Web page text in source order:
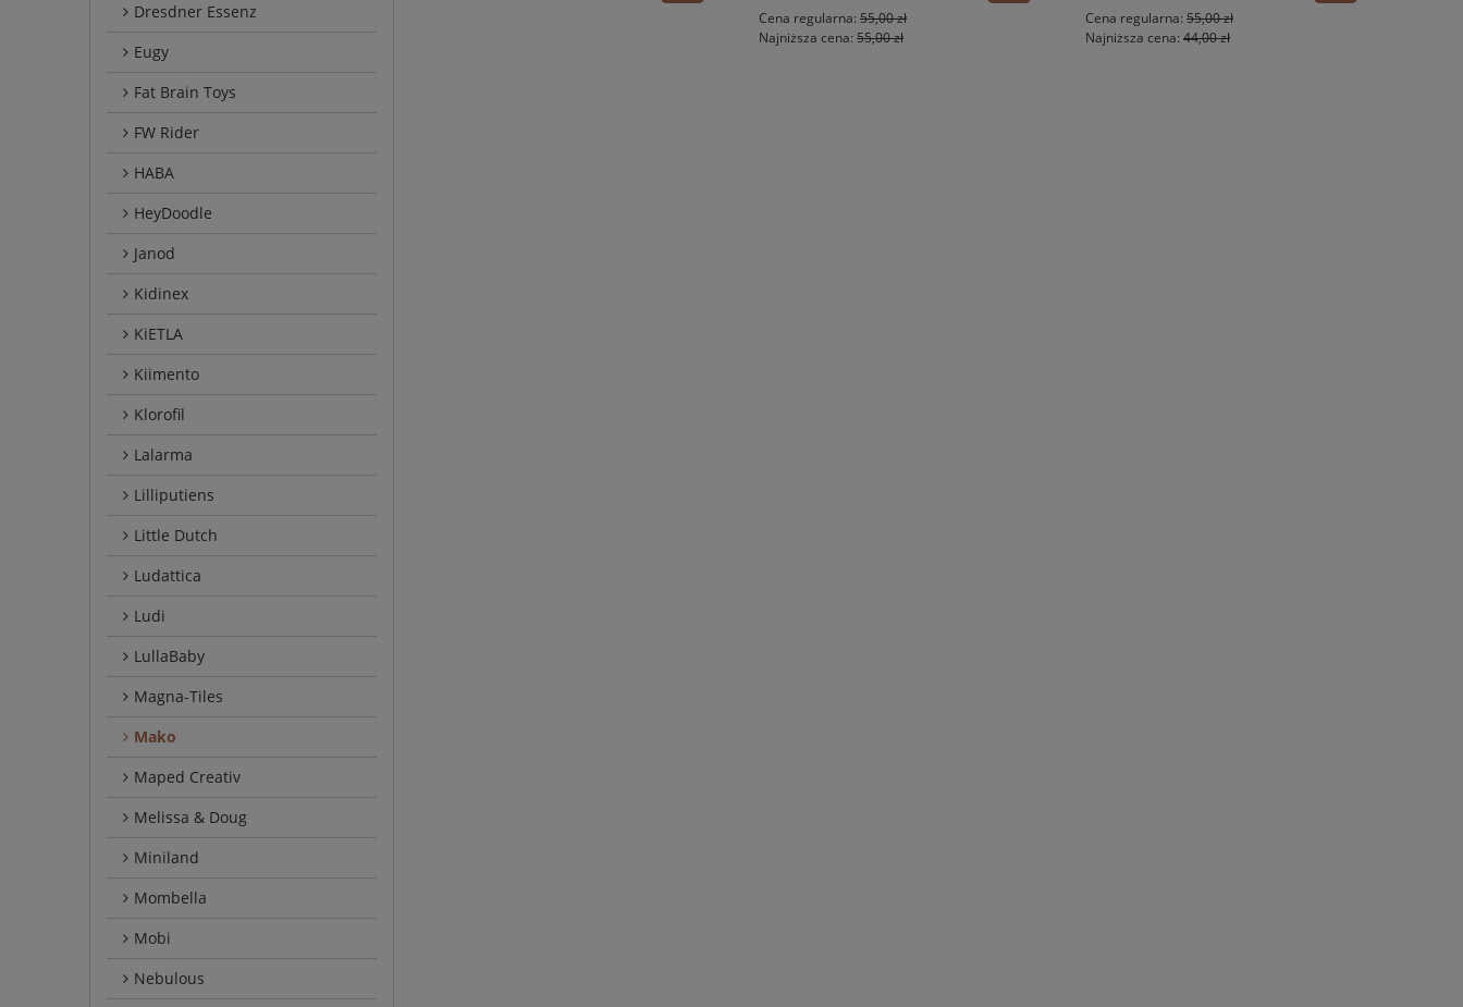
Dresdner Essenz
Eugy
Fat Brain Toys
FW Rider
HABA
HeyDoodle
Janod
Kidinex
KiETLA
Kiimento
Klorofil
Lalarma
Lilliputiens
Little Dutch
Ludattica
Ludi
LullaBaby
Magna-Tiles
Mako
Maped Creativ
Melissa & Doug
Miniland
Mombella
Mobi
Nebulous
Cena regularna: 55,00 zł
Najniższa cena: 55,00 zł
Cena regularna: 55,00 zł
Najniższa cena: 44,00 zł